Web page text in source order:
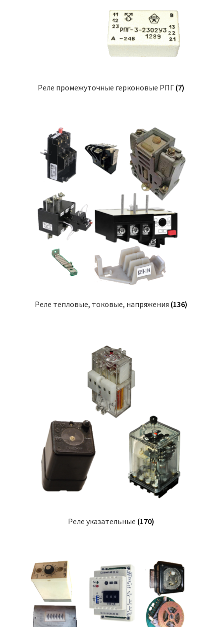
Реле промежуточные герконовые РПГ (7)
Реле тепловые, токовые, напряжения (136)
Реле указательные (170)